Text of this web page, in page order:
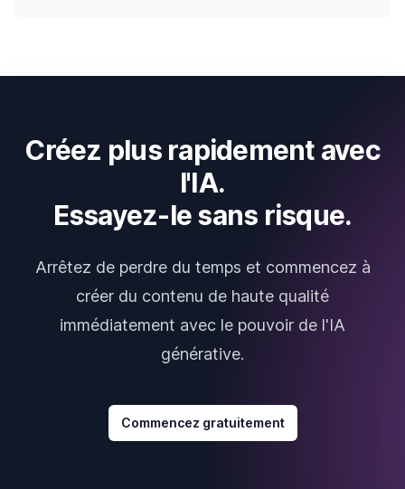
Créez plus rapidement avec
l'IA.
Essayez-le sans risque.
Arrêtez de perdre du temps et commencez à
créer du contenu de haute qualité
immédiatement avec le pouvoir de l'IA
générative.
Commencez gratuitement